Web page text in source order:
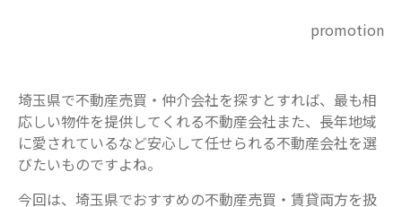
promotion
埼玉県で不動産売買・仲介会社を探すとすれば、最も相
応しい物件を提供してくれる不動産会社また、長年地域
に愛されているなど安心して任せられる不動産会社を選
びたいものですよね。
今回は、埼玉県でおすすめの不動産売買・賃貸両方を扱